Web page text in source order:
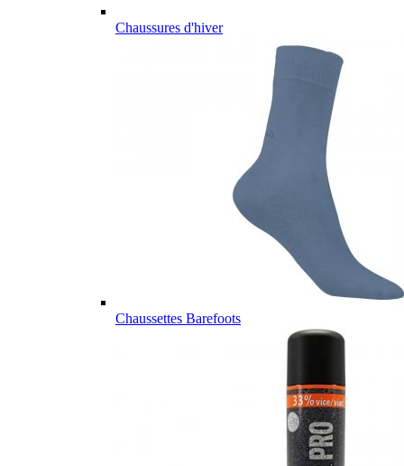
Chaussures d'hiver
Chaussettes Barefoots